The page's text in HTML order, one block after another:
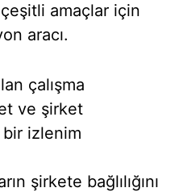
amaçlar için
aracı.
çalışma
ve şirket
izlenim
şirkete bağlılığını